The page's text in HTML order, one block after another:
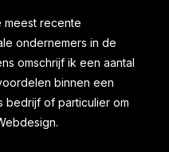
recente
ondernemers in de
omschrijf ik een aantal
binnen een
bedrijf of particulier om